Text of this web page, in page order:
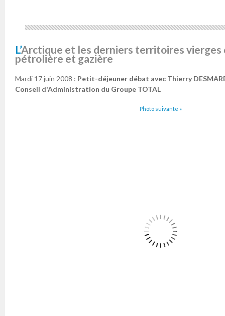
L’Arctique et les derniers territoires vierges de l’exploration
pétrolière et gazière
Mardi 17 juin 2008 : Petit-déjeuner débat avec Thierry
Conseil d'Administration du Groupe TOTAL
Photo suivante »